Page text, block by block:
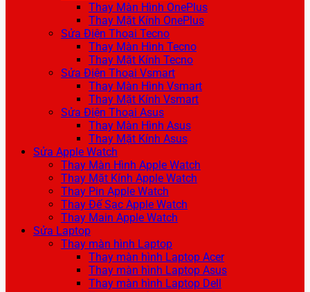
Thay Màn Hình OnePlus
Thay Mặt Kính OnePlus
Sửa Điện Thoại Tecno
Thay Màn Hình Tecno
Thay Mặt Kính Tecno
Sửa Điện Thoại Vsmart
Thay Màn Hình Vsmart
Thay Mặt Kính Vsmart
Sửa Điện Thoại Asus
Thay Màn Hình Asus
Thay Mặt Kính Asus
Sửa Apple Watch
Thay Màn Hình Apple Watch
Thay Mặt Kính Apple Watch
Thay Pin Apple Watch
Thay Đế Sạc Apple Watch
Thay Main Apple Watch
Sửa Laptop
Thay màn hình Laptop
Thay màn hình Laptop Acer
Thay màn hình Laptop Asus
Thay màn hình Laptop Dell